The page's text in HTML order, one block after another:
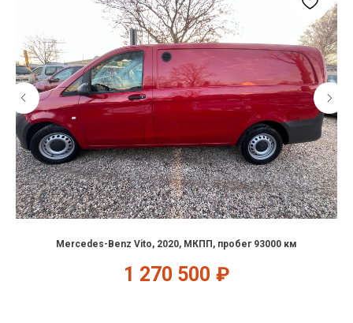
Mercedes-Benz Vito, 2020, МКПП, пробег 93000 км
1 270 500 ₽